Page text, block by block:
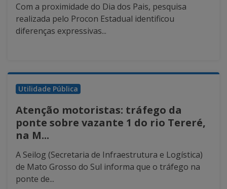
Com a proximidade do Dia dos Pais, pesquisa
realizada pelo Procon Estadual identificou
diferenças expressivas...
Utilidade Pública
Atenção motoristas: tráfego da
ponte sobre vazante 1 do rio Tereré,
na M...
A Seilog (Secretaria de Infraestrutura e Logística)
de Mato Grosso do Sul informa que o tráfego na
ponte de...